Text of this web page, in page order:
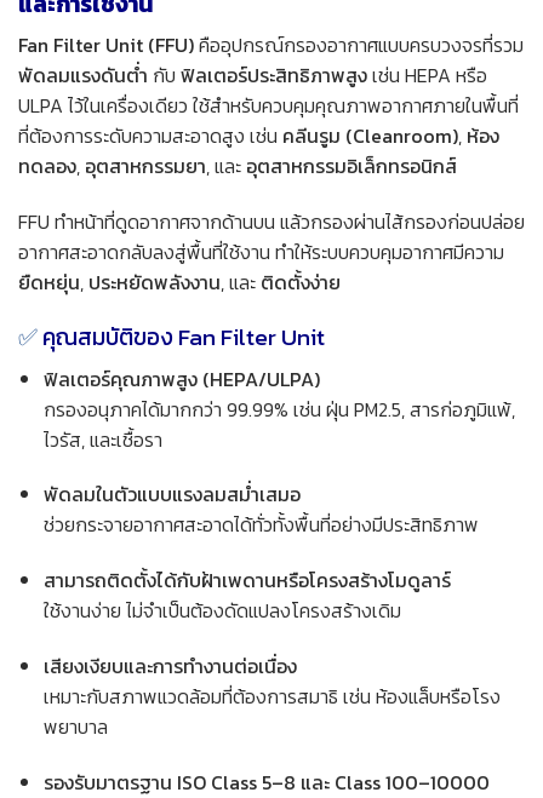
Fan Filter Unit (FFU)คืออุปกรณ์กรองอากาศแบบครบวงจรที่รวม
พัดลมแรงดันต่ำ กับ ฟิลเตอร์ประสิทธิภาพสูงเช่น HEPA หรือ
ULPA ไว้ในเครื่องเดียว ใช้สำหรับควบคุมคุณภาพอากาศภายในพื้นที่
ที่ต้องการระดับความสะอาดสูง เช่น คลีนรูม (Cleanroom), ห้อง
ทดลอง, อุตสาหกรรมยา, และ อุตสาหกรรมอิเล็กทรอนิกส์
FFU ทำหน้าที่ดูดอากาศจากด้านบน แล้วกรองผ่านไส้กรองก่อนปล่อย
อากาศสะอาดกลับลงสู่พื้นที่ใช้งาน ทำให้ระบบควบคุมอากาศมีความ
ยืดหยุ่น, ประหยัดพลังงาน, และ ติดตั้งง่าย
✅คุณสมบัติของ Fan Filter Unit
ฟิลเตอร์คุณภาพสูง (HEPA/ULPA)
กรองอนุภาคได้มากกว่า 99.99% เช่น ฝุ่น PM2.5, สารก่อภูมิแพ้,
ไวรัส, และเชื้อรา
พัดลมในตัวแบบแรงลมสม่ำเสมอ
ช่วยกระจายอากาศสะอาดได้ทั่วทั้งพื้นที่อย่างมีประสิทธิภาพ
สามารถติดตั้งได้กับฝ้าเพดานหรือโครงสร้างโมดูลาร์
ใช้งานง่าย ไม่จำเป็นต้องดัดแปลงโครงสร้างเดิม
เสียงเงียบและการทำงานต่อเนื่อง
เหมาะกับสภาพแวดล้อมที่ต้องการสมาธิ เช่น ห้องแล็บหรือโรง
พยาบาล
รองรับมาตรฐาน ISO Class 5–8 และ Class 100–10000